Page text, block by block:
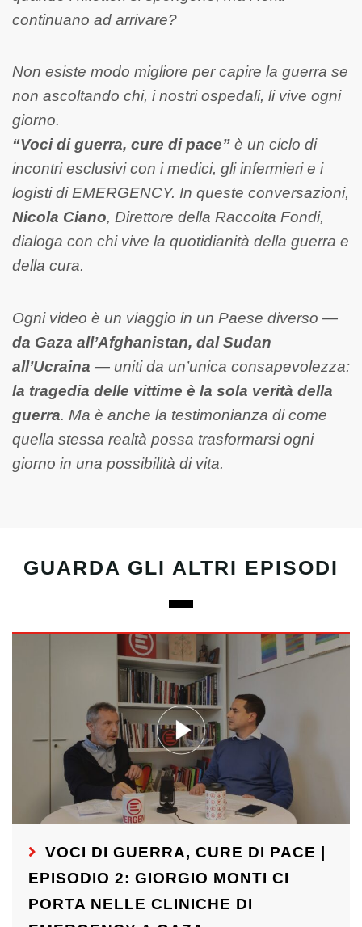
continuano ad arrivare?
Non esiste modo migliore per capire la guerra se
non ascoltando chi, i nostri ospedali, li vive ogni
giorno.
“Voci di guerra, cure di pace” è un ciclo di
incontri esclusivi con i medici, gli infermieri e i
logisti di EMERGENCY. In queste conversazioni,
Nicola Ciano, Direttore della Raccolta Fondi,
dialoga con chi vive la quotidianità della guerra e
della cura.
Ogni video è un viaggio in un Paese diverso —
da Gaza all’Afghanistan, dal Sudan
all’Ucraina — uniti da un’unica consapevolezza:
la tragedia delle vittime è la sola verità della
guerra. Ma è anche la testimonianza di come
quella stessa realtà possa trasformarsi ogni
giorno in una possibilità di vita.
GUARDA GLI ALTRI EPISODI
VOCI DI GUERRA, CURE DI PACE |
EPISODIO 2: GIORGIO MONTI CI
PORTA NELLE CLINICHE DI